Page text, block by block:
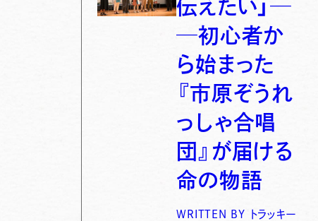
伝えたい」─
─初心者か
ら始まった
『市原ぞうれ
っしゃ合唱
団』が届ける
命の物語
WRITTEN BY トラッキー